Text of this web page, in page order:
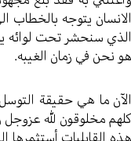
الانسان يتوجه بالخطاب
الذي سنحشر تحت لوائه
هو نحن في زمان الغيبه.
الآن ما هي حقيقة
كلهم مخلوقون لله عزوجل
هذه القابليات